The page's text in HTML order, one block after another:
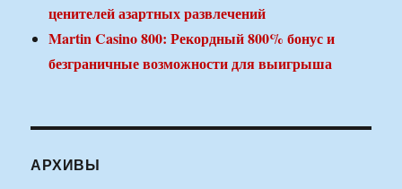
ценителей азартных развлечений
Martin Casino 800: Рекордный 800% бонус и
безграничные возможности для выигрыша
АРХИВЫ